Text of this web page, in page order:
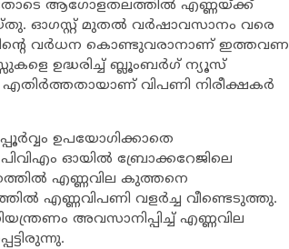
ആഗോളതലത്തില്‍ എണ്ണയ്ക്ക്
ഓഗസ്റ്റ് മുതല്‍ വര്‍ഷാവസാനം വരെ
വര്‍ധന കൊണ്ടുവരാനാണ് ഇത്തവണ
ഉദ്ധരിച്ച് ബ്ലൂംബര്‍ഗ് ന്യൂസ്
വിപണി നിരീക്ഷകര്‍
ഉപയോഗിക്കാതെ
പിവിഎം ഓയില്‍ ബ്രോക്കറേജിലെ
എണ്ണവില കുത്തനെ
എണ്ണവിപണി വളര്‍ച്ച വീണ്ടെടുത്തു.
അവസാനിപ്പിച്ച് എണ്ണവില